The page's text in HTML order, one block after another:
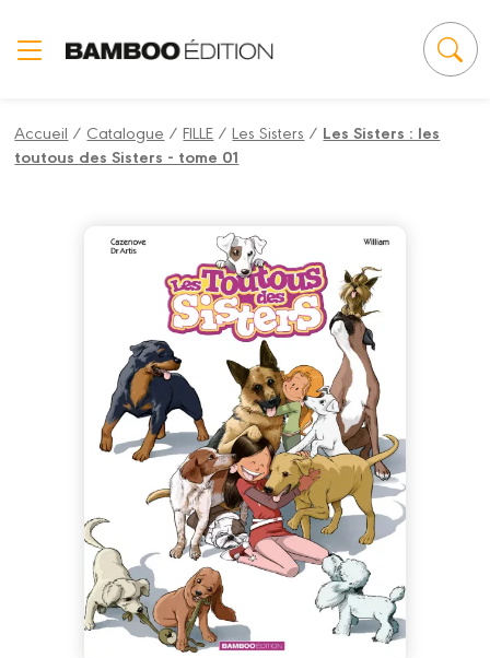
Accueil / Catalogue /FILLE /Les Sisters / Les Sisters : les
toutous des Sisters - tome 01